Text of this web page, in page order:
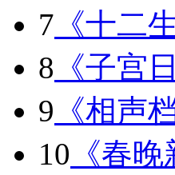
7 《十二
8 《子宫
9 《相声
10 《春